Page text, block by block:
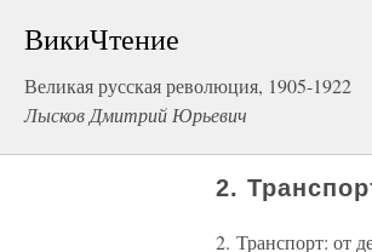
ВикиЧтение
Великая русская революция, 1905-1922
Лысков Дмитрий Юрьевич
2.
2. Транспорт: от